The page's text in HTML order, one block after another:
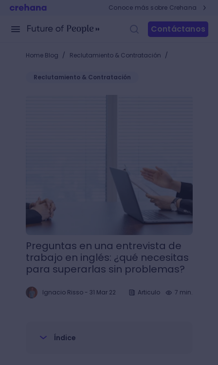
Conoce más sobre Crehana
Contáctanos
Home Blog / Reclutamiento & Contratación /
Reclutamiento & Contratación
Preguntas en una entrevista de
trabajo en inglés: ¿qué necesitas
para superarlas sin problemas?
Ignacio Risso- 31 Mar 22 Articulo 7 min.
Índice